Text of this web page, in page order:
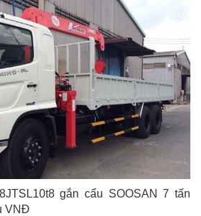
gắn cẩu SOOSAN 7 tấn
VNĐ